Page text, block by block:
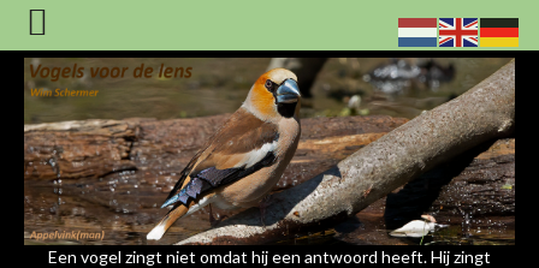
Een vogel zingt niet omdat hij een antwoord heeft. Hij zingt